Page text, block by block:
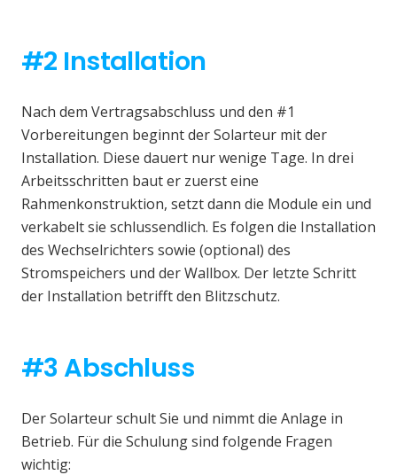
#2 Installation
Nach dem Vertragsabschluss und den #1
Vorbereitungen beginnt der Solarteur mit der
Installation. Diese dauert nur wenige Tage. In drei
Arbeitsschritten baut er zuerst eine
Rahmenkonstruktion, setzt dann die Module ein und
verkabelt sie schlussendlich. Es folgen die Installation
des Wechselrichters sowie (optional) des
Stromspeichers und der Wallbox. Der letzte Schritt
der Installation betrifft den Blitzschutz.
#3 Abschluss
Der Solarteur schult Sie und nimmt die Anlage in
Betrieb. Für die Schulung sind folgende Fragen
wichtig: